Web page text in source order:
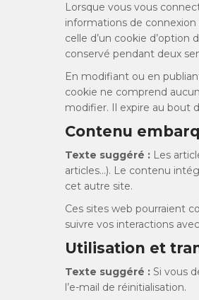
Lorsque vous vous
informations de connexion
celle d’un cookie d’option
conservé pendant deux
En modifiant ou en
cookie ne comprend
modifier. Il expire au bout
Contenu
Texte suggéré : Les
articles…). Le contenu
cet autre site.
Ces sites web pourraient
suivre vos interactions
Utilisation et
Texte suggéré : Si vous
l’e-mail de réinitialisation.